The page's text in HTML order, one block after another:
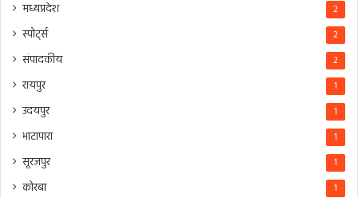
मध्यप्रदेश 2
स्पोर्ट्स 2
संपादकीय 2
रायपुर 1
उदयपुर 1
भाटापारा 1
सूरजपुर 1
कोरबा 1